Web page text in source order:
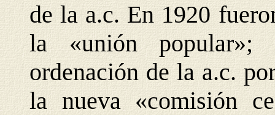
de la a.c. En 1920
la «unión
ordenación de la a.c.
la nueva «comisión